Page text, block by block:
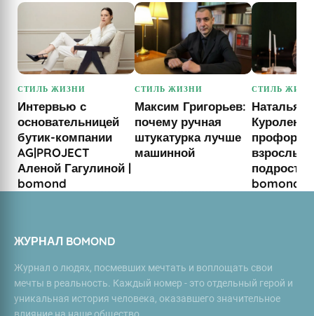
СТИЛЬ ЖИЗНИ
Интервью с
основательницей
бутик-компании
AG|PROJECT
Аленой Гагулиной |
bomond
СТИЛЬ ЖИЗНИ
Максим Григорьев:
почему ручная
штукатурка лучше
машинной
СТИЛЬ
Наталья
взрослых
bomond
ЖУРНАЛ BOMOND
Журнал о людях, посмевших мечтать и воплощать свои
мечты в реальность. Каждый номер - это отдельный герой и
уникальная история человека, оказавшего значительное
влияние на наше общество.